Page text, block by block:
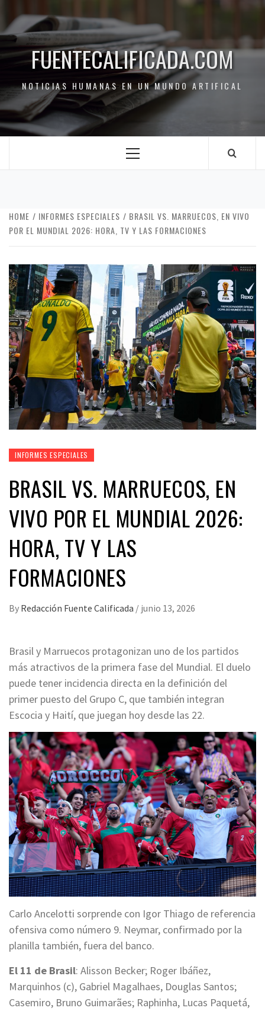
FUENTECALIFICADA.COM
NOTICIAS HUMANAS EN UN MUNDO ARTIFICAL
HOME INFORMES ESPECIALES
BRASIL VS. MARRUECOS, EN VIVO
POR EL MUNDIAL 2026: HORA, TV Y LAS FORMACIONES
INFORMES ESPECIALES
BRASIL VS. MARRUECOS, EN
VIVO POR EL MUNDIAL 2026:
HORA, TV Y LAS
FORMACIONES
By Redacción Fuente Calificada / junio 13, 2026
Brasil y Marruecos protagonizan uno de los partidos
más atractivos de la primera fase del Mundial. El duelo
puede tener incidencia directa en la definición del
primer puesto del Grupo C, que también integran
Escocia y Haití, que juegan hoy desde las 22.
Carlo Ancelotti sorprende con Igor Thiago de referencia
ofensiva como número 9. Neymar, confirmado por la
planilla también, fuera del banco.
El 11 de Brasil: Alisson Becker; Roger Ibáñez,
Marquinhos (c), Gabriel Magalhaes, Douglas Santos;
Casemiro, Bruno Guimarães; Raphinha, Lucas Paquetá,